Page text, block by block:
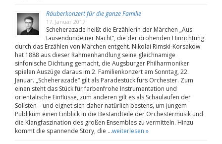
Räuberkonzert für die ganze Familie
17. Januar 2017
Scheherazade heißt die Erzählerin der Märchen „Aus
tausendundeiner Nacht“, die der drohenden Hinrichtung
durch das Erzählen von Märchen entgeht. Nikolai Rimski-Korsakow
hat 1888 aus dieser Rahmenhandlung seine gleichnamige
sinfonische Dichtung gemacht, die Augsburger Philharmoniker
spielen Auszüge daraus im 2. Familienkonzert am Sonntag, 22.
Januar. „Scheherazade“ gilt als Paradestück fürs Orchester. Zum
einen steht das Stück für farbenfrohe Instrumentation und
orientalische Einflüsse, zum anderen gilt es als Schaulaufen der
Solisten – und eignet sich daher natürlich bestens, um jungem
Publikum einen Einblick in die Bestandteile der Orchestermusik und
die Klangfaszination des großen Ensembles zu vermitteln. Hinzu
kommt die spannende Story, die …weiterlesen »